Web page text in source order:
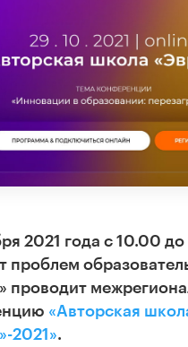
2021 года с 10.00
проблем
проводит
«Авторская
2021».